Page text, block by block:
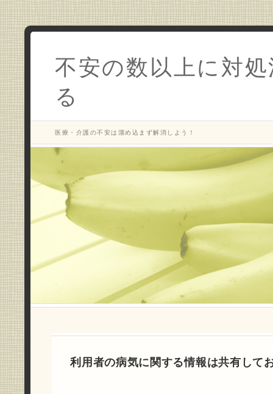
不安の数以上に対
る
医療・介護の不安は溜め込まず解消しよう！
利用者の病気に関する情報は共有して